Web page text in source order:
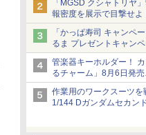
「MGSD クシャトリヤ
報密度を展示で目撃せ
り下ろし】
「かっぱ寿司 キャンペ
るま プレゼントキャン
子どもが楽しめるかっ
コラボの楽しさを追求
管楽器キーホルダー！
るチャーム」8月6日発売
チューバ、テナサクなど
作業用のワークスーツ
1/144 Dガンダムセカン
約受付中【ガンダムベー